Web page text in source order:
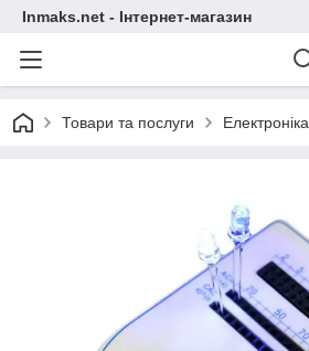
Inmaks.net - Інтернет-магазин
Товари та послуги Електроніка